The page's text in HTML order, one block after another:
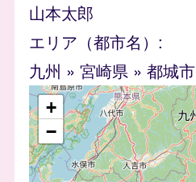
山本太郎
エリア（都市名）
九州 » 宮崎県 » 都城市
geofield
+
−